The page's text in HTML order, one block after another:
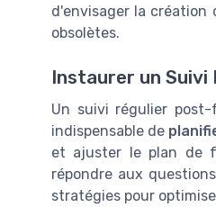
d'envisager la création
obsolètes.
Instaurer un Suivi
Un suivi régulier
indispensable de
et ajuster le plan de
répondre aux
stratégies pour